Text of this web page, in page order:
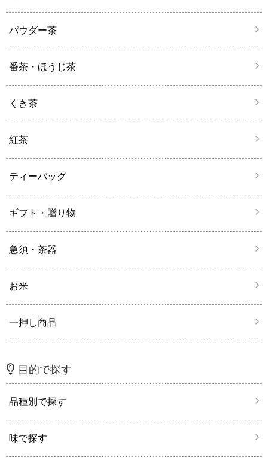
パウダー茶
番茶・ほうじ茶
くき茶
紅茶
ティーバッグ
ギフト・贈り物
急須・茶器
お米
一押し商品
目的で探す
品種別で探す
味で探す